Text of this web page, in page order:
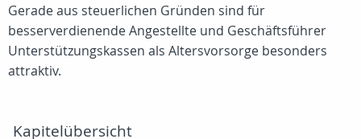
Gerade aus steuerlichen Gründen sind für
besserverdienende Angestellte und Geschäftsführer
Unterstützungskassen als Altersvorsorge besonders
attraktiv.
Kapitelübersicht